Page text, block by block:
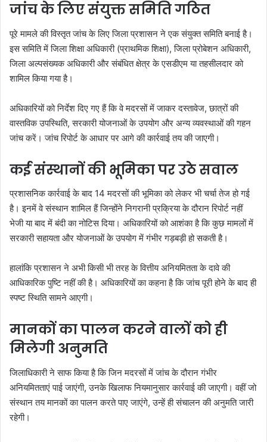
जांच के लिए संयुक्त समिति गठित
पूरे मामले की विस्तृत जांच के लिए जिला प्रशासन ने एक संयुक्त समिति बनाई है।
इस समिति में जिला शिक्षा अधिकारी (प्राथमिक शिक्षा), जिला प्रोबेशन अधिकारी,
जिला अल्पसंख्यक अधिकारी और संबंधित क्षेत्र के एसडीएम या तहसीलदार को
शामिल किया गया है।
अधिकारियों को निर्देश दिए गए हैं कि वे मदरसों में जाकर दस्तावेज, छात्रों की
वास्तविक उपस्थिति, सरकारी योजनाओं के उपयोग और अन्य व्यवस्थाओं की गहन
जांच करें। जांच रिपोर्ट के आधार पर आगे की कार्रवाई तय की जाएगी।
कई संस्थानों की भूमिका पर उठे सवाल
प्रशासनिक कार्रवाई के बाद 14 मदरसों की भूमिका को लेकर भी चर्चा तेज हो गई
है। इनमें वे संस्थान शामिल हैं जिन्होंने निगरानी प्रक्रिया के दौरान रिपोर्ट नहीं
भेजी या बाद में बंदी का नोटिस दिया। अधिकारियों को आशंका है कि कुछ मामलों में
सरकारी सहायता और योजनाओं के उपयोग में गंभीर गड़बड़ी हो सकती है।
हालांकि प्रशासन ने अभी किसी भी तरह के वित्तीय अनियमितता के दावे की
आधिकारिक पुष्टि नहीं की है। अधिकारियों का कहना है कि जांच पूरी होने के बाद ही
स्पष्ट स्थिति सामने आएगी।
मानकों का पालन करने वालों को ही
मिलेगी अनुमति
जिलाधिकारी ने साफ किया है कि जिन मदरसों में जांच के दौरान गंभीर
अनियमितताएं पाई जाएंगी, उनके खिलाफ नियमानुसार कार्रवाई की जाएगी। वहीं जो
संस्थान तय मानकों का पालन करते पाए जाएंगे, उन्हें ही संचालन की अनुमति जारी
रहेगी।